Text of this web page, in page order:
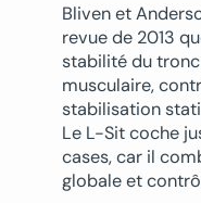
Bliven et
revue de 2013
stabilité du
musculaire,
stabilisation
Le L-Sit coche
cases, car il
globale et